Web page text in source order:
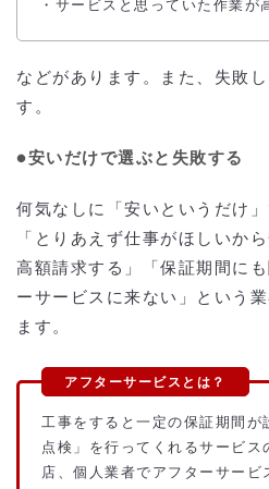
・サービスと思っていた作業が
などがあります。また、失敗
す。
●安いだけで選ぶと失敗する
何気なしに「安いというだけ
「とりあえず仕事がほしいか
高額請求する」「保証期間に
ーサービスに来ない」という
ます。
工事をすると一定の保証期間が
点検」を行ってくれるサービス
店、個人業者でアフターサービ